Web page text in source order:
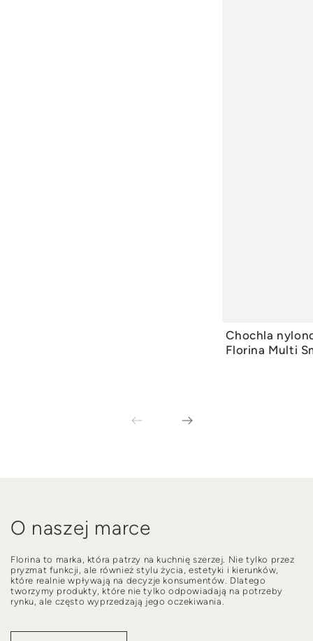
Chochla
Florina Multi
O naszej marce
Florina to marka, która patrzy na kuchnię szerzej. Nie tylko przez
pryzmat funkcji, ale również stylu życia, estetyki i kierunków,
które realnie wpływają na decyzje konsumentów. Dlatego
tworzymy produkty, które nie tylko odpowiadają na potrzeby
rynku, ale często wyprzedzają jego oczekiwania.